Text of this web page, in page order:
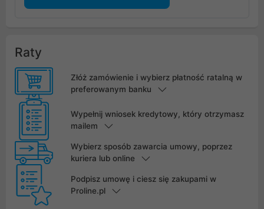
Raty
Złóż zamówienie i wybierz płatność ratalną w
preferowanym banku
Wypełnij wniosek kredytowy, który otrzymasz
mailem
Wybierz sposób zawarcia umowy, poprzez
kuriera lub online
Podpisz umowę i ciesz się zakupami w
Proline.pl